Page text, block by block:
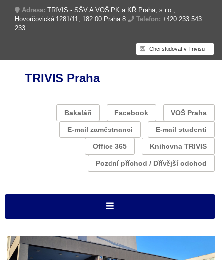
Adresa: TRIVIS - SŠV A VOŠ PK a KŘ Praha, s.r.o.,
Hovorčovická 1281/11, 182 00 Praha 8
Telefon: +420 233 543
233
Chci studovat v Trivisu
TRIVIS Praha
Bakaláři Facebook VOŠ Praha
E-mail zaměstnanci E-mail studenti
Office 365 Knihovna TRIVIS
Pozdní příchod / Dřívější odchod